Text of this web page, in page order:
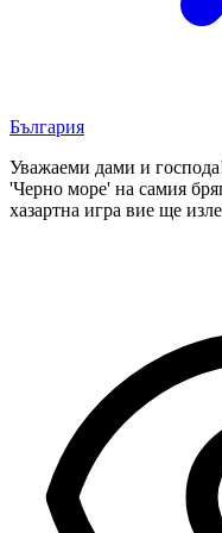
България
Уважаеми дами и
'Черно море' на самия
хазартна игра вие ще